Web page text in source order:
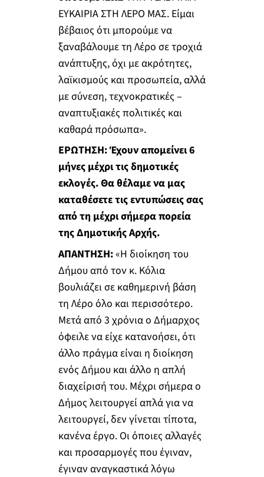
ΕΥΚΑΙΡΙΑ ΣΤΗ ΛΕΡΟ ΜΑΣ. Είμαι
βέβαιος ότι μπορούμε να
ξαναβάλουμε τη Λέρο σε τροχιά
ανάπτυξης, όχι με ακρότητες,
λαϊκισμούς και προσωπεία, αλλά
με σύνεση, τεχνοκρατικές –
αναπτυξιακές πολιτικές και
καθαρά πρόσωπα».
ΕΡΩΤΗΣΗ:Έχουν απομείνει 6
μήνες μέχρι τις δημοτικές
εκλογές. Θα θέλαμε να μας
καταθέσετε τις εντυπώσεις σας
από τη μέχρι σήμερα πορεία
της Δημοτικής Αρχής.
ΑΠΑΝΤΗΣΗ:«Η διοίκηση του
Δήμου από τον κ. Κόλια
βουλιάζει σε καθημερινή βάση
τη Λέρο όλο και περισσότερο.
Μετά από 3 χρόνια ο Δήμαρχος
όφειλε να είχε κατανοήσει, ότι
άλλο πράγμα είναι η διοίκηση
ενός Δήμου και άλλο η απλή
διαχείρισή του. Μέχρι σήμερα ο
Δήμος λειτουργεί απλά για να
λειτουργεί, δεν γίνεται τίποτα,
κανένα έργο. Οι όποιες αλλαγές
και προσαρμογές που έγιναν,
έγιναν αναγκαστικά λόγω